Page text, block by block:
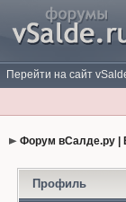
Перейти на сайт
Форум вСалде.ру |
Профиль